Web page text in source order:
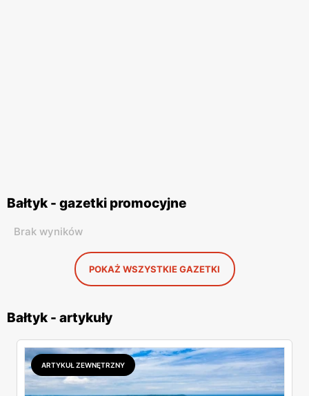
Bałtyk - gazetki promocyjne
Brak wyników
POKAŻ WSZYSTKIE GAZETKI
Bałtyk - artykuły
ARTYKUŁ ZEWNĘTRZNY